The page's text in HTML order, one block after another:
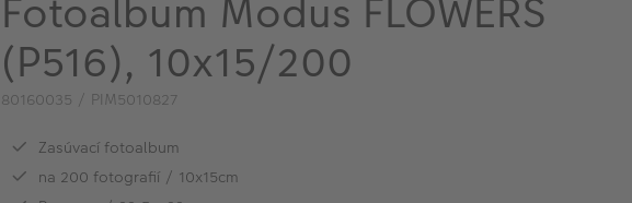
Fotoalbum Modus FLOWERS
(P516), 10x15/200
80160035 / PIM5010827
Zasúvací fotoalbum
na 200 fotografií / 10x15cm